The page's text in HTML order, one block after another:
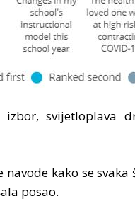
izbor, svijetloplava
navode kako se
posao.